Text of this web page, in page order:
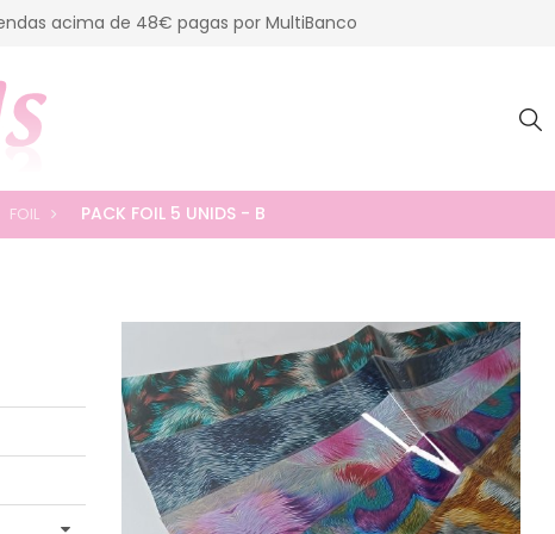
acima de 48€ pagas por MultiBanco
FOIL PACK FOIL 5 UNIDS - B